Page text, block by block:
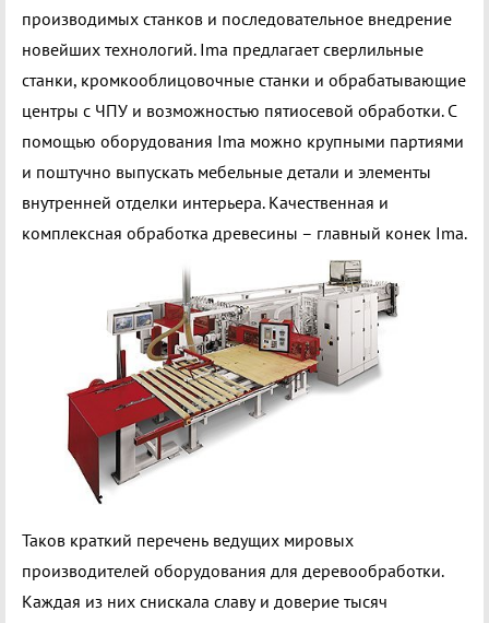
производимых станков и последовательное внедрение
новейших технологий. Ima предлагает сверлильные
станки, кромкооблицовочные станки и обрабатывающие
центры с ЧПУ и возможностью пятиосевой обработки. С
помощью оборудования Ima можно крупными партиями
и поштучно выпускать мебельные детали и элементы
внутренней отделки интерьера. Качественная и
комплексная обработка древесины – главный конек Ima.
Таков краткий перечень ведущих мировых
производителей оборудования для деревообработки.
Каждая из них снискала славу и доверие тысяч